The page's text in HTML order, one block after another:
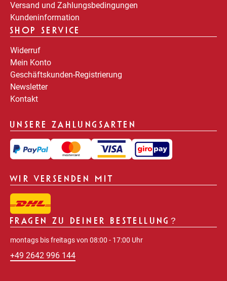
Versand und Zahlungsbedingungen
Kundeninformation
SHOP SERVICE
Widerruf
Mein Konto
Geschäftskunden-Registrierung
Newsletter
Kontakt
UNSERE ZAHLUNGSARTEN
WIR VERSENDEN MIT
FRAGEN ZU DEINER BESTELLUNG?
montags bis freitags von 08:00 - 17:00 Uhr
+49 2642 996 144